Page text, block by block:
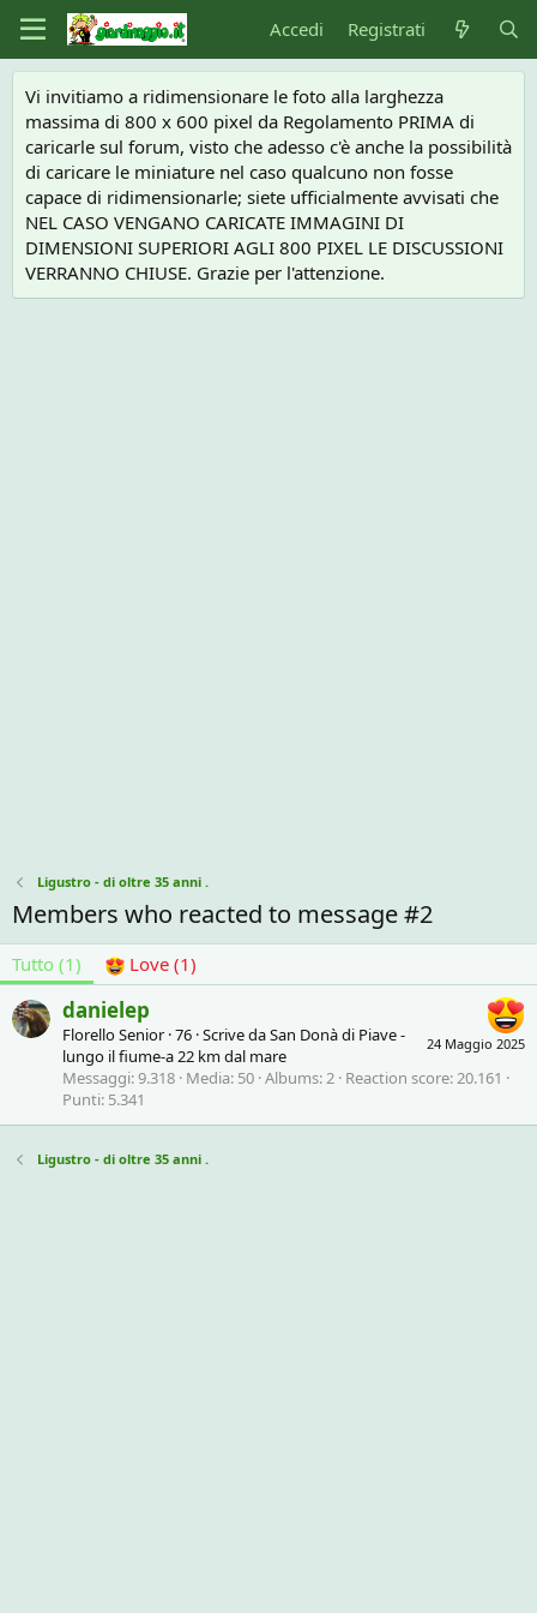
Accedi Registrati
Vi invitiamo a ridimensionare le foto alla larghezza
massima di 800 x 600 pixel da Regolamento PRIMA di
caricarle sul forum, visto che adesso c'è anche la possibilità
di caricare le miniature nel caso qualcuno non fosse
capace di ridimensionarle; siete ufficialmente avvisati che
NEL CASO VENGANO CARICATE IMMAGINI DI
DIMENSIONI SUPERIORI AGLI 800 PIXEL LE DISCUSSIONI
VERRANNO CHIUSE. Grazie per l'attenzione.
Ligustro - di oltre 35 anni .
Members who reacted to message #2
Tutto (1) Love (1)
24 Maggio 2025
danielep
Florello Senior ·76 ·Scrive daSan Donà di Piave -
lungo il fiume-a 22 km dal mare
Messaggi 9.318 Media 50 Albums 2 Reaction score 20.161
Punti 5.341
Ligustro - di oltre 35 anni .